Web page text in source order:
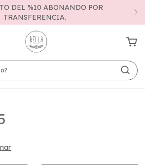
DEL %10 ABONANDO POR
TRANSFERENCIA.